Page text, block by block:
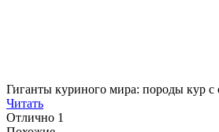
Гиганты куриного мира: породы кур
Читать
Отлично 1